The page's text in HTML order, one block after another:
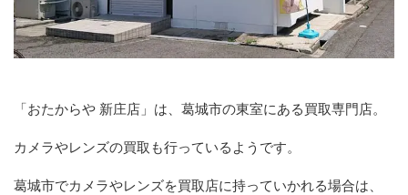
「おたからや 新庄店」は、葛城市の東室にある買取専門店。
カメラやレンズの買取も行っているようです。
葛城市でカメラやレンズを買取店に持っていかれる場合は、